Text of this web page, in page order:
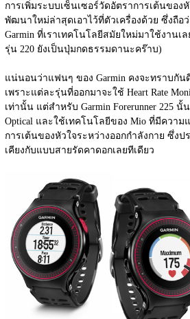
การเพิ่มระบบเซ็นเซอร์วัดอัตราการเต้นของ
พัฒนาใหม่ล่าสุดเอาไว้ที่ตัวเครื่องด้วย ซึ่งถือ
Garmin ที่เราเทคโนโลยีสมัยใหม่มาใช้งานเ
รุ่น 220 ยังเป็นปุ่มกดธรรมดานะคร๊าบ)
แน่นอนว่าแฟนๆ ของ Garmin คงจะทราบกั
เพราะแต่ละรุ่นที่ออกมาจะใช้ Heart Rate
เท่านั้น แต่สำหรับ Garmin Forerunner 225 นั้
Optical และใช้เทคโนโลยีของ Mio ที่มีความ
การเต้นของหัวใจระหว่างออกกำลังกาย ซึ่ง
เคียงกับแบบสายรัดคาดอกเลยทีเดียว